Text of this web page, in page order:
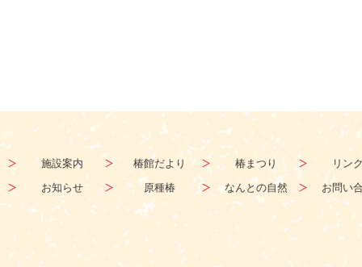
施設案内 椿館だより 椿まつり
リン
お知らせ
原種椿 なんとの自然 お問い